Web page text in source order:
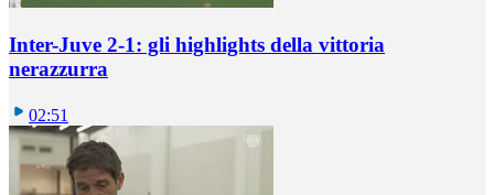
Inter-Juve 2-1: gli highlights della vittoria
nerazzurra
02:51